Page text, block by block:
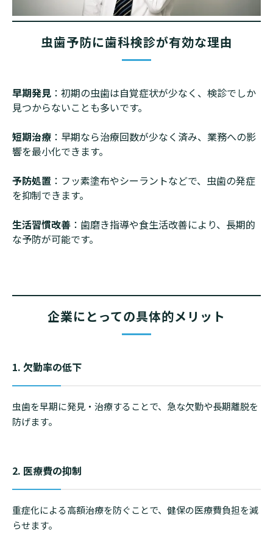
虫歯予防に歯科検診が有効な理由
早期発見 ：初期の虫歯は自覚症状が少なく、検診でしか
見つからないことも多いです。
短期治療 ：早期なら治療回数が少なく済み、業務への影
響を最小化できます。
予防処置 ：フッ素塗布やシーラントなどで、虫歯の発症
を抑制できます。
生活習慣改善 ：歯磨き指導や食生活改善により、長期的
な予防が可能です。
企業にとっての具体的メリット
1. 欠勤率の低下
虫歯を早期に発見・治療することで、急な欠勤や長期離脱を
防げます。
2. 医療費の抑制
重症化による高額治療を防ぐことで、健保の医療費負担を減
らせます。